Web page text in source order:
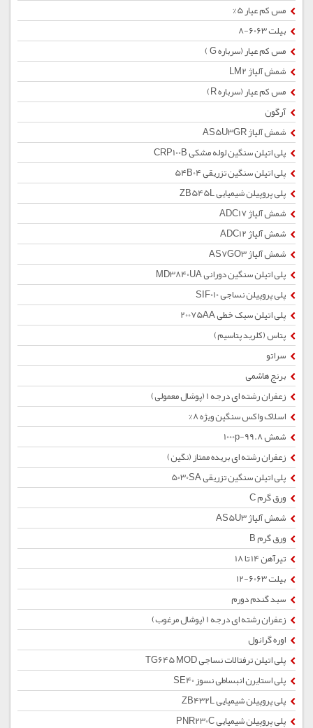
مس کم عیار 5%
بیلت 6063-8
مس کم عیار (سرباره G )
شمش آلیاژ LM2
مس کم عیار (سرباره R)
آرگون
شمش آلیاژ AS5U3GR
پلی اتیلن سنگین لوله مشکی CRP100B
پلی اتیلن سنگین تزریقی 54B04
پلی پروپیلن شیمیایی ZB545L
شمش آلیاژ ADC17
شمش آلیاژ ADC12
شمش آلیاژ AS7GO3
پلی اتیلن سنگین دورانی MD3840UA
پلی پروپیلن نساجی SIF010
پلی اتیلن سبک خطی 20075AA
پتاس (کلرید پتاسیم)
سراتو
برنج هاشمی
زعفران رشته ای درجه 1 (پوشال معمولی)
اسلاک واکس سنگین ویژه 8%
شمش 1000p-99.8
زعفران رشته ای بریده ممتاز (نگین)
پلی اتیلن سنگین تزریقی 5030SA
ورق گرم C
شمش آلیاژ AS5U3
ورق گرم B
تیرآهن 14 تا 18
بیلت 6063-12
سبد گندم دورم
زعفران رشته ای درجه 1 (پوشال مرغوب)
اوره گرانول
پلی اتیلن ترفتالات نساجی TG645 MOD
پلی استایرن انبساطی نسوز SE40
پلی پروپیلن شیمیایی ZB432L
پلی پروپیلن شیمیایی PNR230C